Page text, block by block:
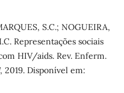
S.C.; NOGUEIRA,
Representações sociais
HIV/aids. Rev. Enferm.
2019. Disponível em: